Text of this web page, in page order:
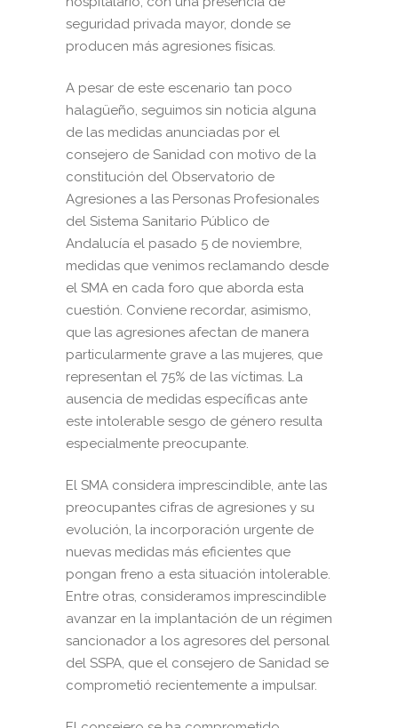
seguridad privada mayor, donde se
producen más agresiones físicas.
A pesar de este escenario tan poco
halagüeño, seguimos sin noticia alguna
de las medidas anunciadas por el
consejero de Sanidad con motivo de la
constitución del Observatorio de
Agresiones a las Personas Profesionales
del Sistema Sanitario Público de
Andalucía el pasado 5 de noviembre,
medidas que venimos reclamando desde
el SMA en cada foro que aborda esta
cuestión. Conviene recordar, asimismo,
que las agresiones afectan de manera
particularmente grave a las mujeres, que
representan el 75% de las víctimas. La
ausencia de medidas específicas ante
este intolerable sesgo de género resulta
especialmente preocupante.
El SMA considera imprescindible, ante las
preocupantes cifras de agresiones y su
evolución, la incorporación urgente de
nuevas medidas más eficientes que
pongan freno a esta situación intolerable.
Entre otras, consideramos imprescindible
avanzar en la implantación de un régimen
sancionador a los agresores del personal
del SSPA, que el consejero de Sanidad se
comprometió recientemente a impulsar.